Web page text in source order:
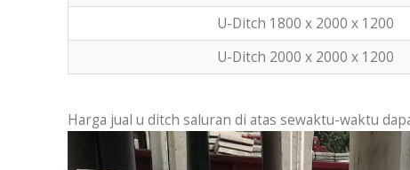
U-Ditch 1800 x 2000 x 1200
U-Ditch 2000 x 2000 x 1200
Harga jual u ditch saluran di atas sewaktu-waktu